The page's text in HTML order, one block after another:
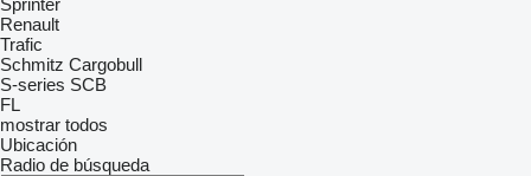
Sprinter
Renault
Trafic
Schmitz Cargobull
S-series SCB
FL
mostrar todos
Ubicación
Radio de búsqueda